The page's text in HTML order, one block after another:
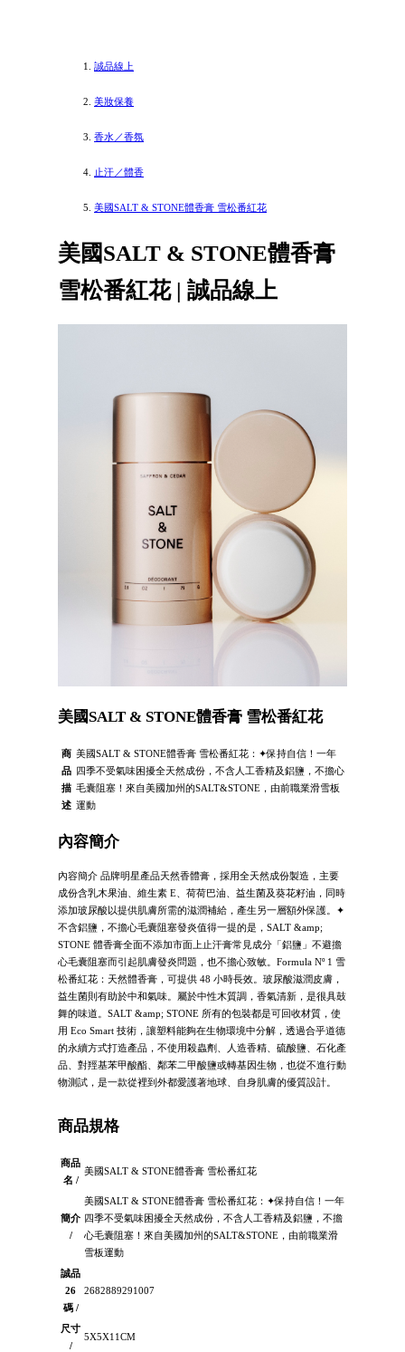
誠品線上
美妝保養
香水／香氛
止汗／體香
美國SALT & STONE體香膏 雪松番紅花
美國SALT & STONE體香膏
雪松番紅花 | 誠品線上
美國SALT & STONE體香膏 雪松番紅花
商
品
描
述
美國SALT & STONE體香膏 雪松番紅花：✦保持自信！一年
四季不受氣味困擾全天然成份，不含人工香精及鋁鹽，不擔心
毛囊阻塞！來自美國加州的SALT&STONE，由前職業滑雪板
運動
內容簡介
內容簡介 品牌明星產品天然香體膏，採用全天然成份製造，主要
成份含乳木果油、維生素 E、荷荷巴油、益生菌及葵花籽油，同時
添加玻尿酸以提供肌膚所需的滋潤補給，產生另一層額外保護。✦
不含鋁鹽，不擔心毛囊阻塞發炎值得一提的是，SALT &amp;
STONE 體香膏全面不添加市面上止汗膏常見成分「鋁鹽」不避擔
心毛囊阻塞而引起肌膚發炎問題，也不擔心致敏。Formula Nº 1 雪
松番紅花：天然體香膏，可提供 48 小時長效。玻尿酸滋潤皮膚，
益生菌則有助於中和氣味。屬於中性木質調，香氣清新，是很具鼓
舞的味道。SALT &amp; STONE 所有的包裝都是可回收材質，使
用 Eco Smart 技術，讓塑料能夠在生物環境中分解，透過合乎道德
的永續方式打造產品，不使用殺蟲劑、人造香精、硫酸鹽、石化產
品、對羥基苯甲酸酯、鄰苯二甲酸鹽或轉基因生物，也從不進行動
物測試，是一款從裡到外都愛護著地球、自身肌膚的優質設計。
商品規格
商品
名 /
美國SALT & STONE體香膏 雪松番紅花
簡介
/
美國SALT & STONE體香膏 雪松番紅花：✦保持自信！一年
四季不受氣味困擾全天然成份，不含人工香精及鋁鹽，不擔
心毛囊阻塞！來自美國加州的SALT&STONE，由前職業滑
雪板運動
誠品
26
碼 /
2682889291007
尺寸
/
5X5X11CM